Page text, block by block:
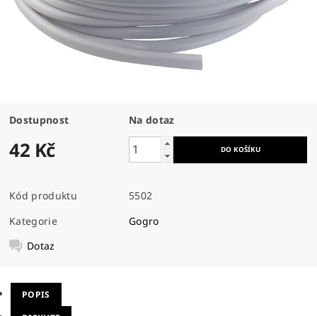
Dostupnost Na dotaz
42 Kč
Kód produktu
5502
Kategorie
Gogro
Dotaz
POPIS